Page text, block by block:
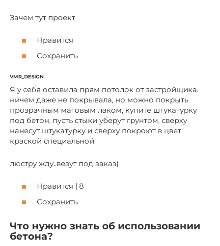
Зачем тут проект
Нравится
Сохранить
VMR_DESIGN
Я у себя оставила прям потолок от застройщика.
ничем даже не покрывала, но можно покрыть
прозрачным матовым лаком, купите штукатурку
под бетон, пусть стыки уберут грунтом, сверху
нанесут штукатурку и сверху покроют в цвет
краской специальной
люстру жду..везут под заказ)
Нравится | 8
Сохранить
Что нужно знать об использовании
бетона?